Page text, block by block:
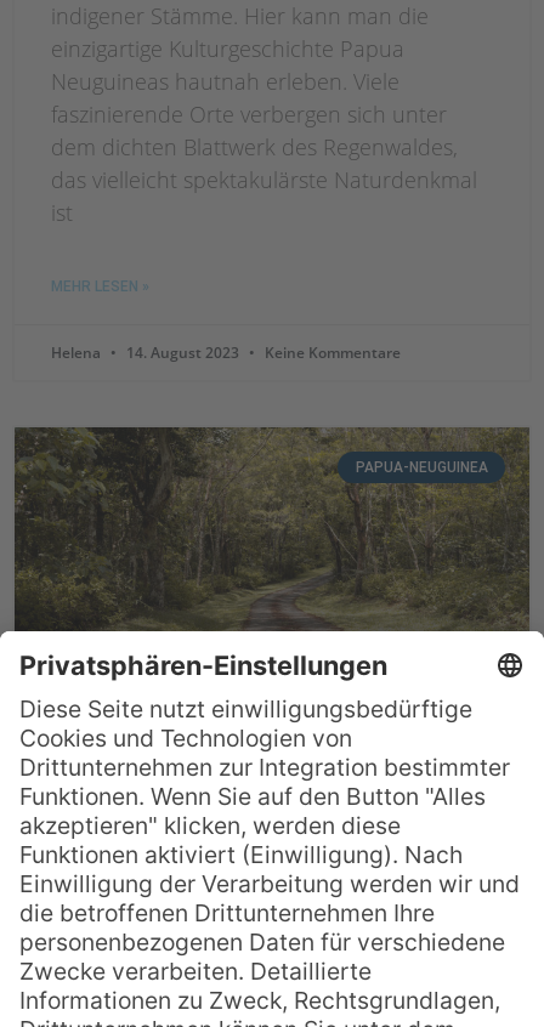
indigener Stämme. Hier kann man die
einzigartige Kulturgeschichte Papua
Neuguineas hautnah erleben. Viele
faszinierende Orte verbergen sich unter
dem dichten Blattwerk des Regenwaldes,
das vielleicht spektakulärste Naturdenkmal
ist
MEHR LESEN »
Helena 14. August 2023 Keine Kommentare
PAPUA-NEUGUINEA
Der Varirata Nationalpark in Papua Neuguinea
Der Variata Nationalpark in Papua
Neuguinea ist ein Traum für alle, die das
Abenteuer in freier Natur lieben! Nur etwa
45 Minuten Fahrzeit von Port Moresby
entfernt, betritt man hier unberührte Natur
und erlebt Papuas einzigartige Flora und
Fauna hautnah. Der Varirata National Park
ist Papua Neuguineas erster und damit